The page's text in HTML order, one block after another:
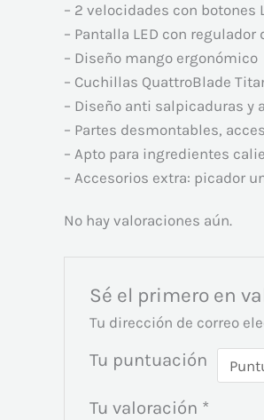
– 2 velocidades con botones
– Pantalla LED con
– Diseño mango ergonómico
– Cuchillas QuattroBlade
– Diseño anti salpicaduras y
– Partes desmontables,
– Apto para ingredientes
– Accesorios extra: picador
No hay valoraciones aún.
Sé el primero en
Tu dirección de correo
Tu puntuación
Tu valoración *